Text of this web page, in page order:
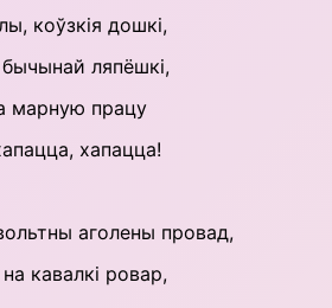
коўзкія дошкі,
ляпёшкі,
марную працу
хапацца!
аголены провад,
кавалкі ровар,